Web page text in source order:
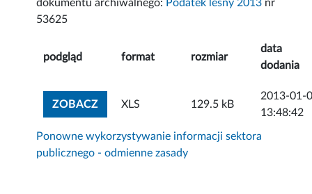
dokumentu archiwalnego: Podatek leśny 2013 nr
53625
podgląd format rozmiar
data
dodania
ZOBACZZOBACZ ZAŁĄCZNIK
XLS 129.5 kB
2013-01-
13:48:42
Ponowne wykorzystywanie informacji sektora
publicznego - odmienne zasady